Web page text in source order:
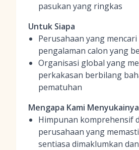
pasukan yang ringkas
Untuk Siapa
Perusahaan yang
pengalaman calon yang
Organisasi global yang
perkakasan berbilang
pematuhan
Mengapa Kami Menyukainya
Himpunan komprehensif
perusahaan yang
sentiasa dimaklumkan